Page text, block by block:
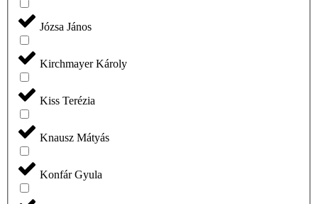
Józsa János
Kirchmayer Károly
Kiss Terézia
Knausz Mátyás
Konfár Gyula